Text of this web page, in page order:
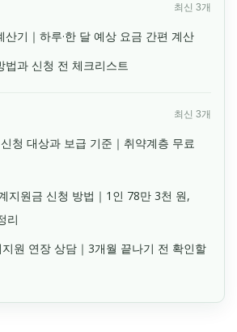
최신 3개
기｜하루·한 달 예상 요금 간편 계산
법과 신청 전 체크리스트
최신 3개
청 대상과 보급 기준｜취약계층 무료
지원금 신청 방법｜1인 78만 3천 원,
리
원 연장 상담｜3개월 끝나기 전 확인할